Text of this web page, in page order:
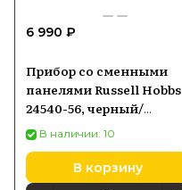
6 990 ₽
Прибор со сменными
панелями Russell Hobbs
24540-56, черный/
серебристый
В наличии: 10
В корзину